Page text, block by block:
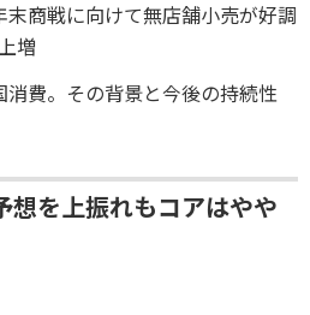
末商戦に向けて無店舗小売が好調
増
消費。その背景と今後の持続性
想を上振れもコアはやや